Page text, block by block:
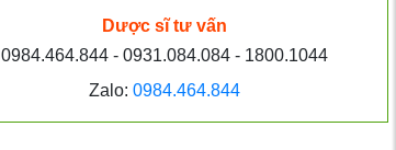
mua ở đâu?
Hỏi: Dùng Boni-Smok có
Dược sĩ tư vấn
0984.464.844 - 0931.084.084 - 1800.1044
Zalo: 0984.464.844